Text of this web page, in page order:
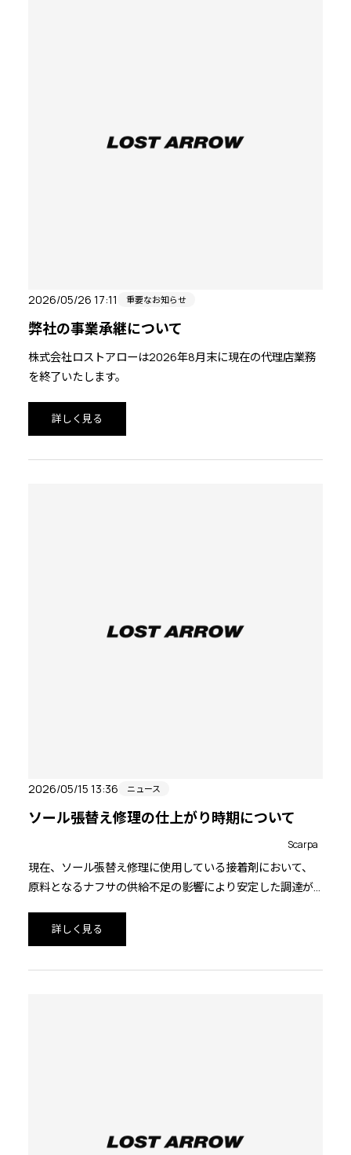
2026/05/26 17:11 重要なお知らせ
弊社の事業承継について
株式会社ロストアローは2026年8月末に現在の代理店業務
を終了いたします。
詳しく見る
2026/05/15 13:36 ニュース
ソール張替え修理の仕上がり時期について
Scarpa
現在、ソール張替え修理に使用している接着剤において、
原料となるナフサの供給不足の影響により安定した調達が
りも大幅にお時間を頂戴しております。
詳しく見る